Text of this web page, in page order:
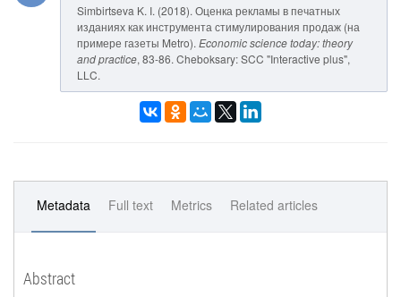
Simbirtseva K. I. (2018). Оценка рекламы в печатных
изданиях как инструмента стимулирования продаж (на
примере газеты Metro). Economic science today: theory
and practice, 83-86. Cheboksary: SCC "Interactive plus",
LLC.
Metadata Full text Metrics Related articles
Abstract